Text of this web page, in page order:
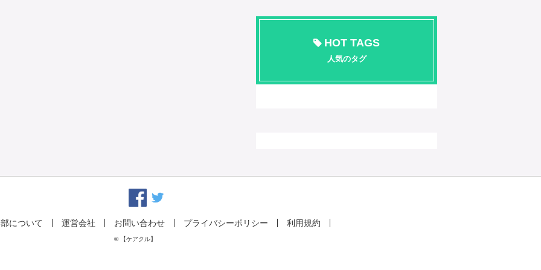
HOT TAGS
人気のタグ
について 運営会社 お問い合わせ プライバシーポリシー 利用規約
© 【ケアクル】